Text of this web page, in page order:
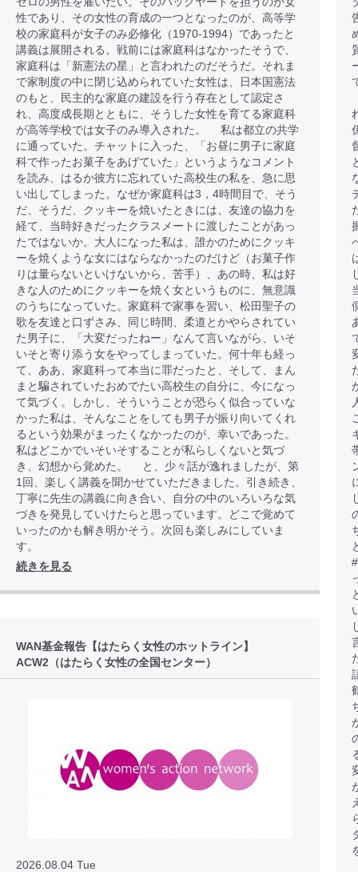
性であり、その女性の育成の一つとなったのが、高等学
校の家庭科が女子のみ必修化（1970-1994）であったと
講義は展開される。戦前には家庭科はなかったそうで、
家庭科は「新憲法の星」と言われたのだそうだ。それま
で家制度の中に閉じ込められていた女性は、日本国憲法
のもと、民主的な家庭の建設を行う存在として認定さ
れ、高度成長期とともに、そうした女性を育てる家庭科
が高等学校では女子のみ導入された。 私は都立の共学
に通っていた。チャットに入った、「お昼に男子に家庭
科で作ったお菓子をあげていた」というようなコメント
を読み、はるか彼方に忘れていた高校生の私を、急に思
い出してしまった。なぜか家庭科は3，4時間目で、そう
だ、そうだ、クッキーを焼いたときには、友達の協力を
経て、当時好きだったクラスメートに渡したことがあっ
たではないか。大人になった私は、誰かのためにクッキ
ーを焼くような女にはならなかったのだけど（お菓子作
りは量らないといけないから、苦手）、あの時、私は好
きな人のためにクッキーを焼く女というものに、無意識
のうちになっていた。家庭科で家事を習い、松田聖子の
歌を友達と口ずさみ、同じ時間、柔道とかやらされてい
た男子に、「大変だったねー」なんて言いながら、いそ
いそと寄り添う女をやってしまっていた。何十年も経っ
て、ああ、家庭科って本当に罪だったと、そして、まん
まと騙されていたおめでたい高校生の自分に、今になっ
て気づく。しかし、そういうことが恐らく似合っていな
かった私は、そんなことをしても男子が振り向いてくれ
るという効果がまったくなかったのが、幸いであった。
私はどこかでいそいそすることが私らしくないと気づ
き、幻想から覚めた。 と、少々話が逸れましたが、第
1回、楽しく講義を聞かせていただきました。引き続き、
丁寧に先生の講義に向き合い、自分の中のいろいろな気
づきを発見していけたらと思っています。どこで覚めて
いったのかも解き明かそう。次回も楽しみにしていま
す。
続きを見る
WAN基金報告【はたらく女性のホットライン】
ACW2（はたらく女性の全国センター）
2026.08.04 Tue